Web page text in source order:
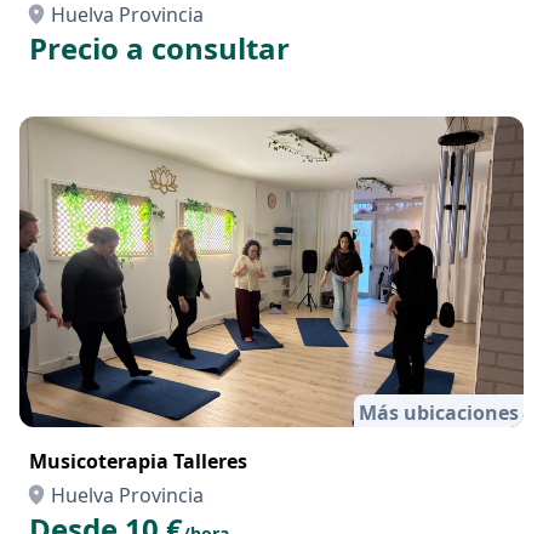
Huelva Provincia
Precio a consultar
Más ubicaciones
Musicoterapia Talleres
Huelva Provincia